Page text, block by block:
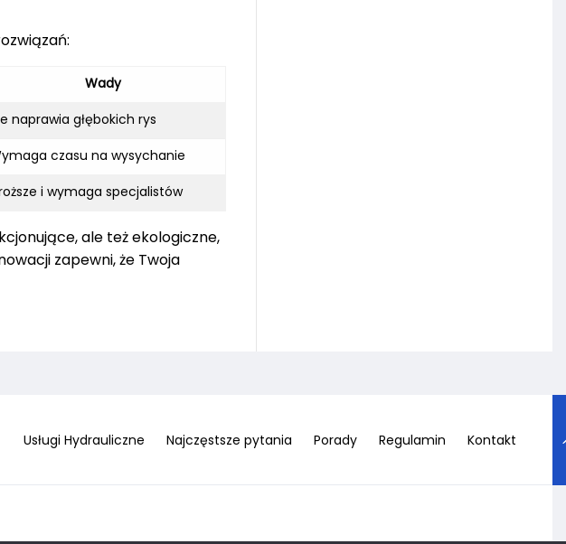
Wady
naprawia głębokich rys
czasu na wysychanie
i wymaga specjalistów
ale też ekologiczne,
zapewni, że Twoja
Usługi Hydrauliczne Najczęstsze pytania Porady Regulamin Kontakt